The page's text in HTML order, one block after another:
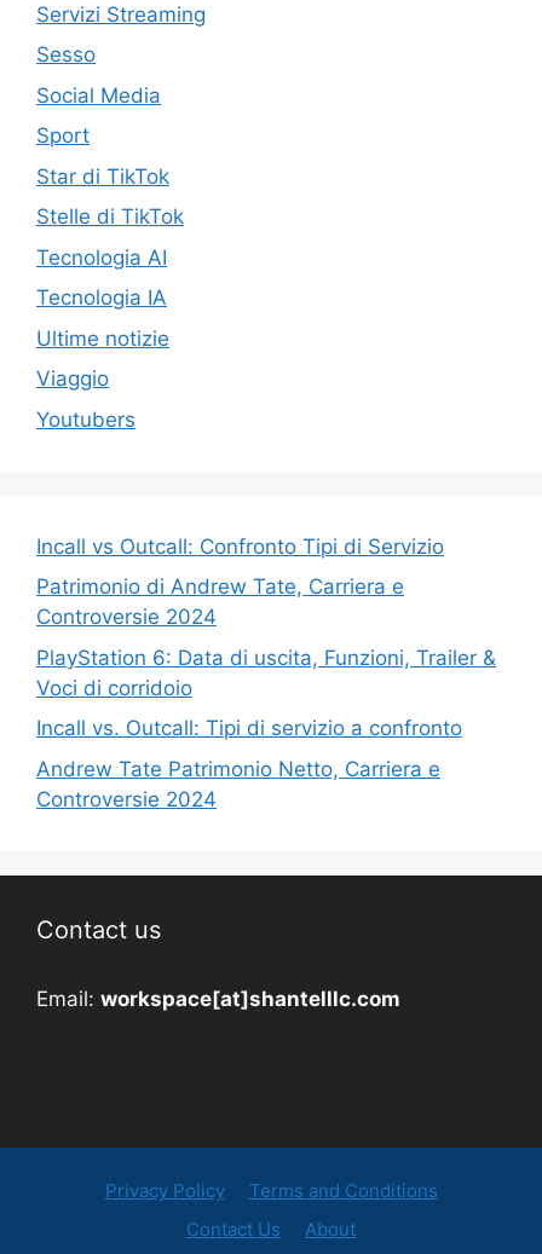
Servizi Streaming
Sesso
Social Media
Sport
Star di TikTok
Stelle di TikTok
Tecnologia AI
Tecnologia IA
Ultime notizie
Viaggio
Youtubers
Incall vs Outcall: Confronto Tipi di Servizio
Patrimonio di Andrew Tate, Carriera e
Controversie 2024
PlayStation 6: Data di uscita, Funzioni, Trailer &
Voci di corridoio
Incall vs. Outcall: Tipi di servizio a confronto
Andrew Tate Patrimonio Netto, Carriera e
Controversie 2024
Contact us
Email: workspace[at]shantelllc.com
Privacy Policy
Terms and Conditions
Contact Us
About